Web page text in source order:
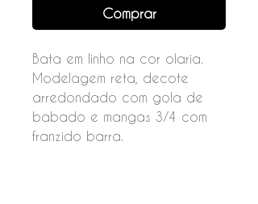
Comprar
Bata em linho na cor olaria.
Modelagem reta, decote
arredondado com gola de
babado e mangas 3/4 com
franzido barra.